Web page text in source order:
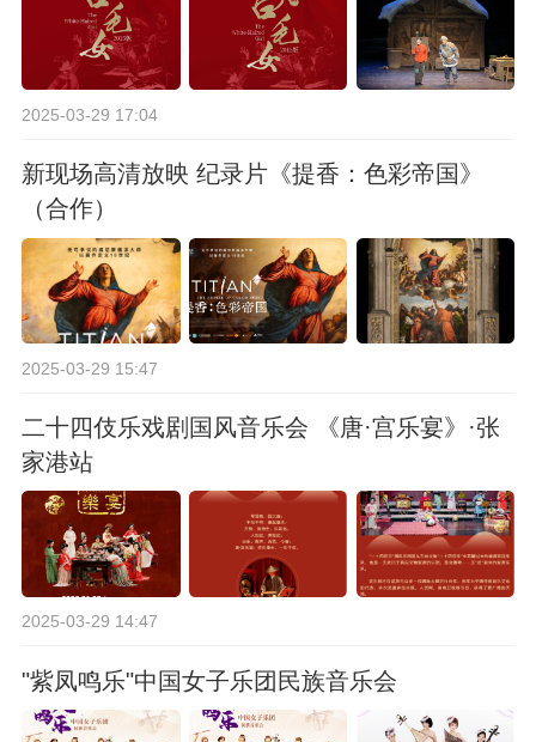
2025-03-29 17:04
新现场高清放映 纪录片《提香：色彩帝国》
（合作）
2025-03-29 15:47
二十四伎乐戏剧国风音乐会 《唐·宫乐宴》·张
家港站
2025-03-29 14:47
"紫凤鸣乐"中国女子乐团民族音乐会